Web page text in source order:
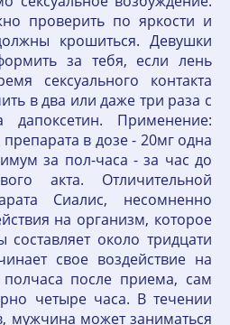
проверить по яркости и
крошиться. Девушки
за тебя, если лень
сексуального контакта
в два или даже три раза с
Применение:
в дозе - 20мг одна
за пол-часа - за час до
акта. Отличительной
Сиалис, несомненно
на организм, которое
около тридцати
свое воздействие на
после приема, сам
четыре часа. В течении
мужчина может заниматься